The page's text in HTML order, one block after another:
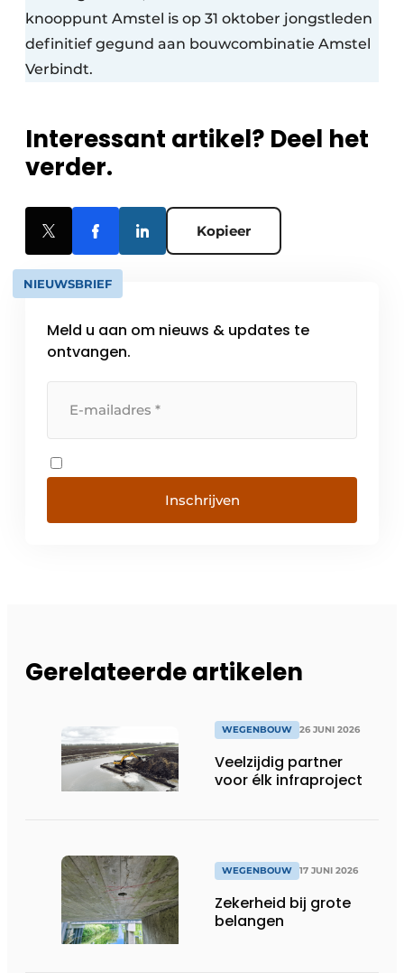
knooppunt Amstel is op 31 oktober jongstleden
definitief gegund aan bouwcombinatie Amstel
Verbindt.
Interessant artikel? Deel het
verder.
Kopieer
NIEUWSBRIEF
Meld u aan om nieuws & updates te
ontvangen.
Inschrijven
Gerelateerde artikelen
WEGENBOUW 26 JUNI 2026
Veelzijdig partner
voor élk infraproject
WEGENBOUW 17 JUNI 2026
Zekerheid bij grote
belangen